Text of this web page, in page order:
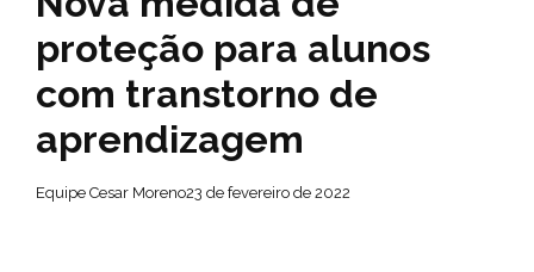
proteção para alunos
com transtorno de
aprendizagem
Equipe Cesar Moreno23 de fevereiro de 2022